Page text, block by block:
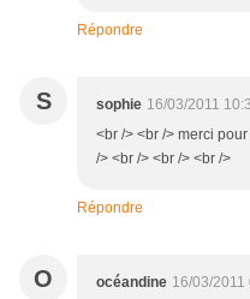
Répondre
S sophie 16/03/2011
<br /> <br /> merci
/> <br /> <br /> <br />
Répondre
O océandine 16/03/2011